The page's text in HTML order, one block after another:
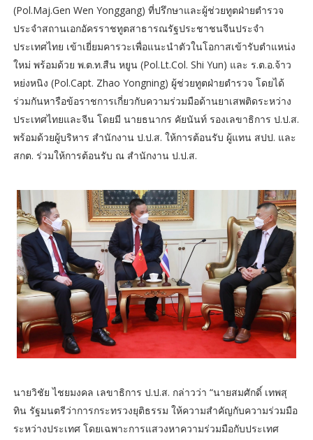
(Pol.Maj.Gen Wen Yonggang) ที่ปรึกษาและผู้ช่วยทูตฝ่ายตำรวจ
ประจำสถานเอกอัครราชทูตสาธารณรัฐประชาชนจีนประจำ
ประเทศไทย เข้าเยี่ยมคารวะเพื่อแนะนำตัวในโอกาสเข้ารับตำแหน่ง
ใหม่ พร้อมด้วย พ.ต.ท.สืน หยูน (Pol.Lt.Col. Shi Yun) และ ร.ต.อ.จ้าว
หย่งหนิง (Pol.Capt. Zhao Yongning) ผู้ช่วยทูตฝ่ายตำรวจ โดยได้
ร่วมกันหารือข้อราชการเกี่ยวกับความร่วมมือด้านยาเสพติดระหว่าง
ประเทศไทยและจีน โดยมี นายธนากร คัยนันท์ รองเลขาธิการ ป.ป.ส.
พร้อมด้วยผู้บริหาร สำนักงาน ป.ป.ส. ให้การต้อนรับ ผู้แทน สปป. และ
สกต. ร่วมให้การต้อนรับ ณ สำนักงาน ป.ป.ส.
นายวิชัย ไชยมงคล เลขาธิการ ป.ป.ส. กล่าวว่า “นายสมศักดิ์ เทพสุ
ทิน รัฐมนตรีว่าการกระทรวงยุติธรรม ให้ความสำคัญกับความร่วมมือ
ระหว่างประเทศ โดยเฉพาะการแสวงหาความร่วมมือกับประเทศ